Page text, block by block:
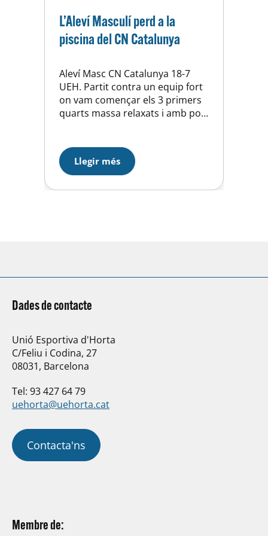
L’Aleví Masculí perd a la
piscina del CN Catalunya
Aleví Masc CN Catalunya 18-7
UEH. Partit contra un equip fort
on vam començar els 3 primers
quarts massa relaxats i amb por.
ocasions. Les 2 últimes parts
vam sortir més valents i vam
poder competir contra ells.
Destacar els 3 benjamins…
Llegir més
Dades de contacte
Unió Esportiva d'Horta
C/Feliu i Codina, 27
08031, Barcelona
Tel: 93 427 64 79
uehorta@uehorta.cat
Contacta'ns
Membre de: